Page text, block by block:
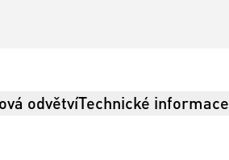
odvětvíTechnické informace